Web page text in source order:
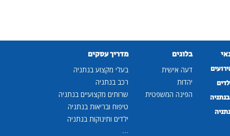
בלוגים
דעה אישית
יהדות
הפינה המשפטית
מדריך עסקים
בעלי מקצוע בנתניה
רכב בנתניה
שרותים מקצועיים בנתניה
טיפוח ובריאות בנתניה
ילדים ותינוקות בנתניה
...